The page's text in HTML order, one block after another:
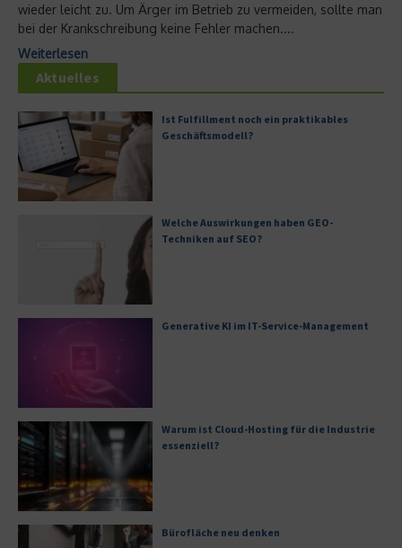
wieder leicht zu. Um Ärger im Betrieb zu vermeiden, sollte man
bei der Krankschreibung keine Fehler machen....
Weiterlesen
Aktuelles
Ist Fulfillment noch ein praktikables
Geschäftsmodell?
Welche Auswirkungen haben GEO-
Techniken auf SEO?
Generative KI im IT-Service-Management
Warum ist Cloud-Hosting für die Industrie
essenziell?
Bürofläche neu denken